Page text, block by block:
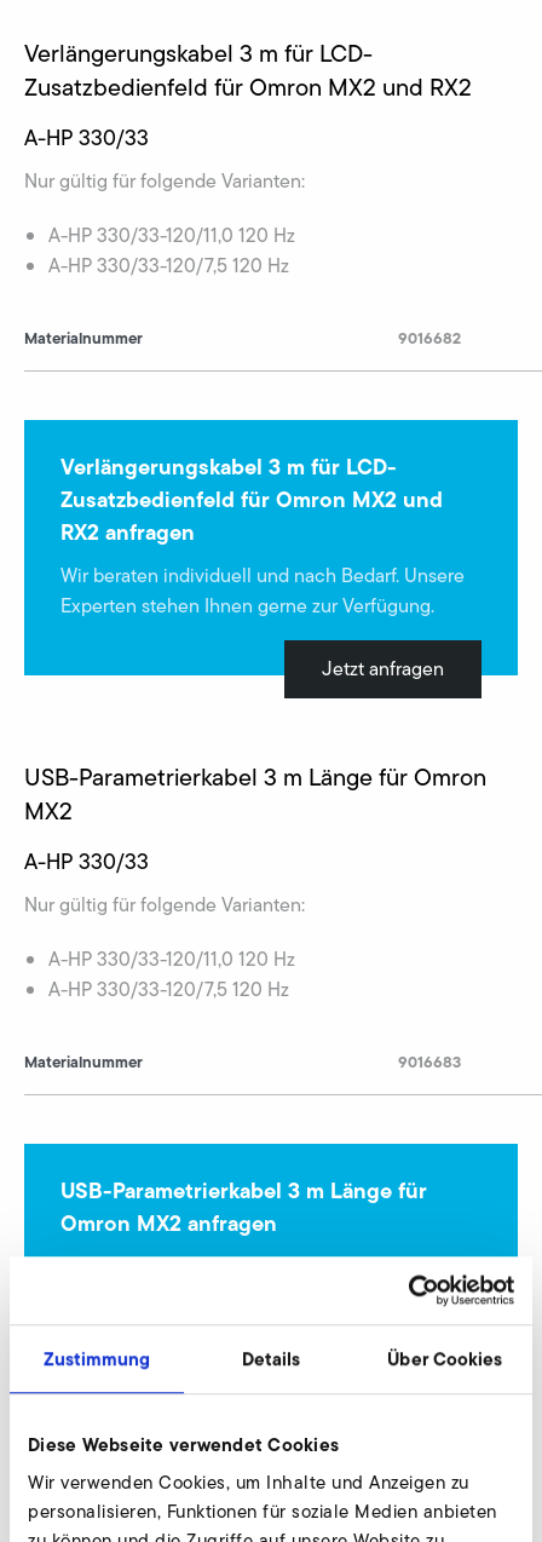
Zustimmung Details Über Cookies
Diese Webseite verwendet Cookies
Wir verwenden Cookies, um Inhalte und Anzeigen zu
personalisieren, Funktionen für soziale Medien anbieten
Verlängerungskabel 3 m für LCD-
Zusatzbedienfeld für Omron MX2 und RX2
A-HP 330/33
Nur gültig für folgende Varianten:
A-HP 330/33-120/11,0 120 Hz
A-HP 330/33-120/7,5 120 Hz
Materialnummer 9016682
Verlängerungskabel 3 m für LCD-
Zusatzbedienfeld für Omron MX2 und
RX2 anfragen
Wir beraten individuell und nach Bedarf. Unsere
Experten stehen Ihnen gerne zur Verfügung.
Jetzt anfragen
USB-Parametrierkabel 3 m Länge für Omron
MX2
A-HP 330/33
Nur gültig für folgende Varianten:
A-HP 330/33-120/11,0 120 Hz
A-HP 330/33-120/7,5 120 Hz
Materialnummer 9016683
USB-Parametrierkabel 3 m Länge für
Omron MX2 anfragen
Wir beraten individuell und nach Bedarf. Unsere
Experten stehen Ihnen gerne zur Verfügung.
Jetzt anfragen
Parametriersoftware Omron MX2 und RX 2
A-HP 330/33